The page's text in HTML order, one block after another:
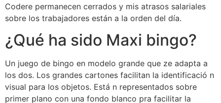
Codere permanecen cerrados y mis atrasos salariales
sobre los trabajadores están a la orden del día.
¿Qué ha sido Maxi bingo?
Un juego de bingo en modelo grande que ze adapta a
los dos. Los grandes cartones facilitan la identificació n
visual para los objetos. Está n representados sobre
primer plano con una fondo blanco pra facilitar la